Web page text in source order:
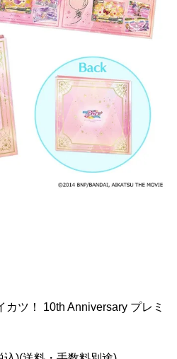
ツ！ 10th Anniversary プレミ